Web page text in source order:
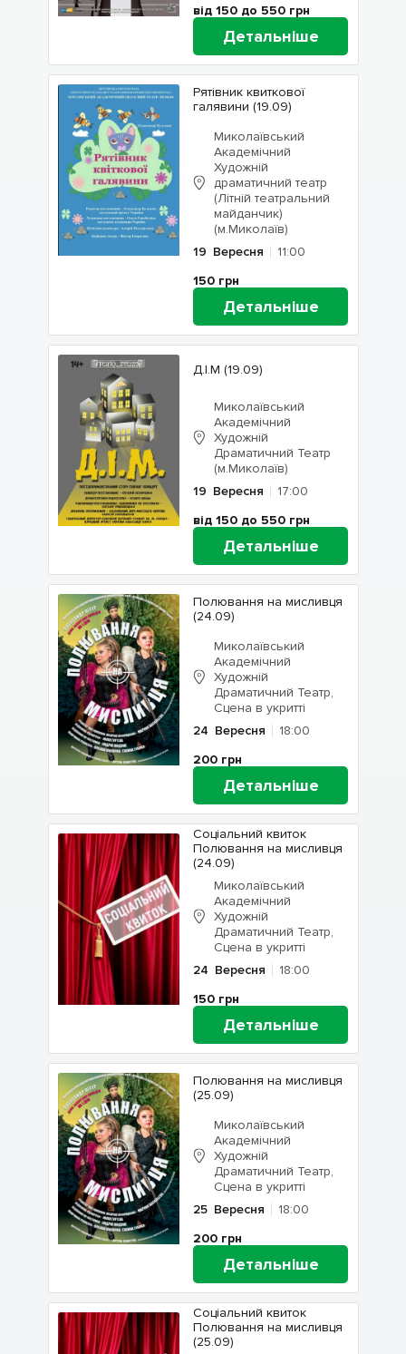
від 150 до 550 грн
Детальніше
Рятівник квиткової
галявини (19.09)
Миколаївський
Академічний
Художній
драматичний театр
(Літній театральний
майданчик)
(м.Миколаїв)
19 Вересня
11:00
150 грн
Детальніше
Д.І.М (19.09)
Миколаївський
Академічний
Художній
Драматичний Театр
(м.Миколаїв)
19 Вересня
17:00
від 150 до 550 грн
Детальніше
Полювання на мисливця
(24.09)
Миколаївський
Академічний
Художній
Драматичний Театр,
Сцена в укритті
24 Вересня
18:00
200 грн
Детальніше
Соціальний квиток
Полювання на мисливця
(24.09)
Миколаївський
Академічний
Художній
Драматичний Театр,
Сцена в укритті
24 Вересня
18:00
150 грн
Детальніше
Полювання на мисливця
(25.09)
Миколаївський
Академічний
Художній
Драматичний Театр,
Сцена в укритті
25 Вересня
18:00
200 грн
Детальніше
Соціальний квиток
Полювання на мисливця
(25.09)